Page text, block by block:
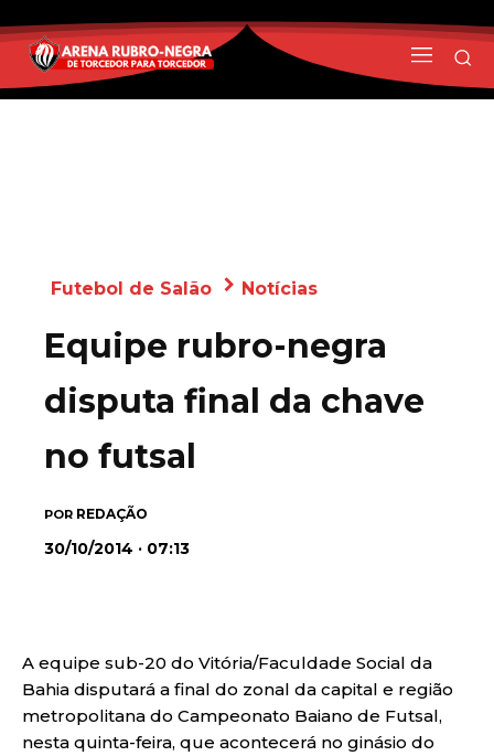
Futebol de Salão Notícias
Equipe rubro-negra
disputa final da chave
no futsal
POR REDAÇÃO
30/10/2014 · 07:13
A equipe sub-20 do Vitória/Faculdade Social da
Bahia disputará a final do zonal da capital e região
metropolitana do Campeonato Baiano de Futsal,
nesta quinta-feira, que acontecerá no ginásio do